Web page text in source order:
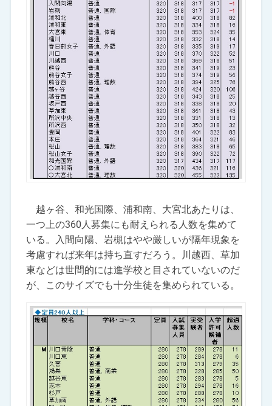
越ヶ谷、和光国際、浦和南、大宮北あたりは、
一つ上の360人募集にも耐えられる人数を集めて
いる。入間向陽、岩槻はやや厳しいが隔年現象を
考慮すれば来年は持ち直すだろう。川越西、草加
東などは世間的には進学校と目されていないのだ
が、このサイズでも十分生徒を集められている。